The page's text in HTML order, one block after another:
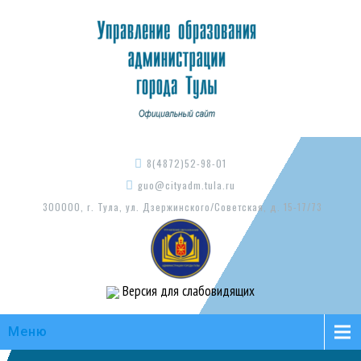
8(4872)52-98-01
guo@cityadm.tula.ru
300000, г. Тула, ул. Дзержинского/Советская, д. 15-17/73
Версия для слабовидящих
Меню